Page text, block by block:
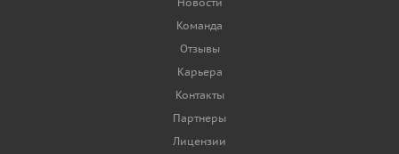
Команда
Отзывы
Карьера
Контакты
Партнеры
Лицензии